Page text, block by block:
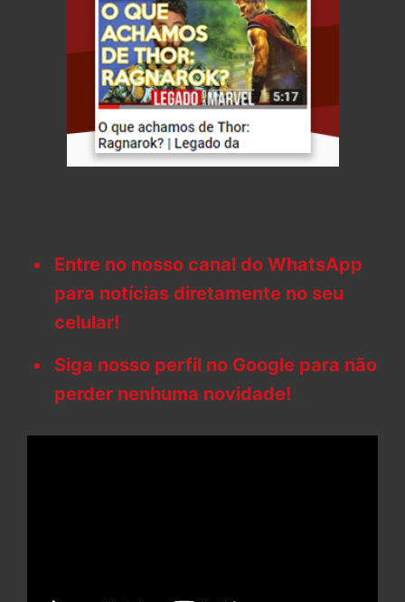
Entre no nosso canal do WhatsApp
para notícias diretamente no seu
celular!
Siga nosso perfil no Google para não
perder nenhuma novidade!